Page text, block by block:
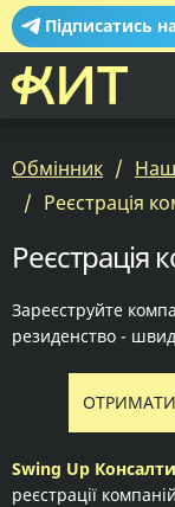
Підписатись
Обмінник
Реєстрація
Реєстрація
Зареєструйте
резиденство -
Swing Up
реєстрації